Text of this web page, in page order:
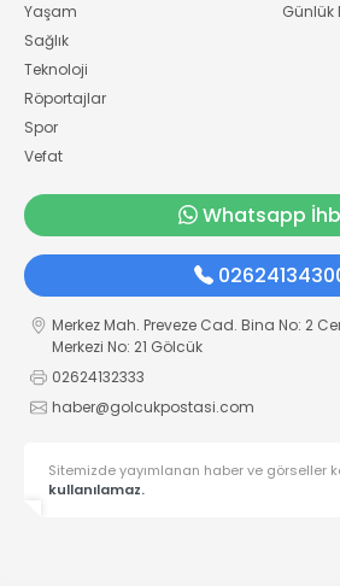
Yaşam
Sağlık
Teknoloji
Röportajlar
Spor
Vefat
Günlük
Whatsapp
Merkez Mah. Preveze Cad. Bina No: 2
Merkezi No: 21 Gölcük
02624132333
haber@golcukpostasi.com
Sitemizde yayımlanan haber ve görseller
kullanılamaz.